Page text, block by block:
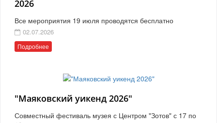
2026
Все мероприятия 19 июля проводятся бесплатно
02.07.2026
Подробнее
"Маяковский уикенд 2026"
Совместный фестиваль музея с Центром "Зотов" с 17 по